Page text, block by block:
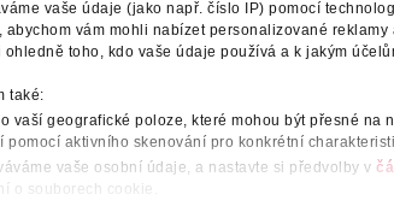
vaše údaje (jako např. číslo IP) pomocí
vám mohli nabízet personalizované
toho, kdo vaše údaje používá a k jakým
také:
vaší geografické poloze, které mohou být přesné na
pomocí aktivního skenování pro konkrétní
vaše osobní údaje, a nastavte si předvolby v
o souborech cookie.
OBJEM VÝROBCE/DODAVATEL
využití. Převážně se používají v parní
vaše smysly i vaše tělo.